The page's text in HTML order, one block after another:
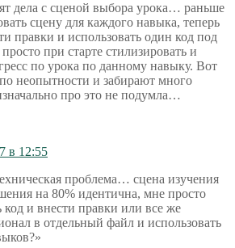
дела с сценой выбора урока… раньше
сцену для каждого навыка, теперь
правки и использовать один код под
при старте стилизировать и
по урока по данному навыку. Вот
неопытности и забирают много
про это не подумла…
в 12:55
проблема… сцена изучения
на 80% идентична, мне просто
код и внести правки или все же
в отдельный файл и использовать